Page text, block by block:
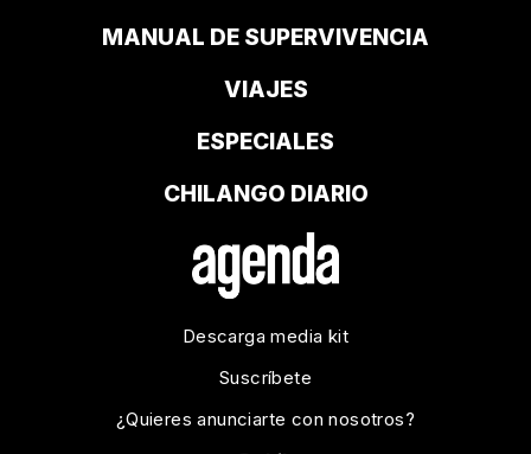
MANUAL DE SUPERVIVENCIA
VIAJES
ESPECIALES
CHILANGO DIARIO
Descarga media kit
Suscríbete
¿Quieres anunciarte con nosotros?